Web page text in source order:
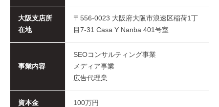
大阪支店所
在地
〒556-0023 大阪府大阪市浪速区稲荷1丁
目7-31 Casa Y Nanba 401号室
事業内容
SEOコンサルティング事業
メディア事業
広告代理業
資本金 100万円